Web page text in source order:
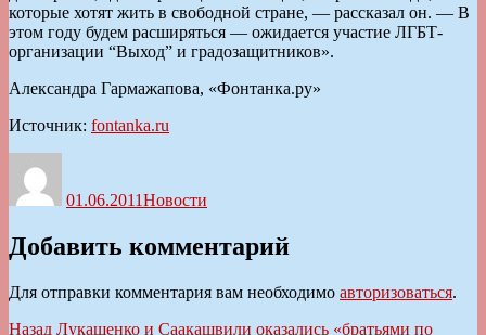
которые хотят жить в свободной стране, — рассказал он. — В
этом году будем расширяться — ожидается участие ЛГБТ-
организации “Выход” и градозащитников».
Александра Гармажапова, «Фонтанка.ру»
Источник: fontanka.ru
01.06.2011Новости
Добавить комментарий
Для отправки комментария вам необходимо авторизоваться.
Назад Предыдущая
Лукашенко и Саакашвили оказались «братьями по